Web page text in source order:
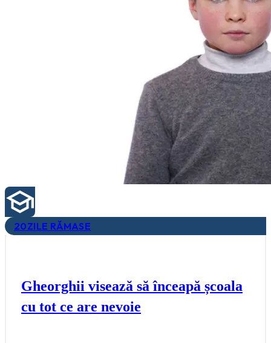
20ZILE RĂMASE
Gheorghii visează să înceapă școala
cu tot ce are nevoie